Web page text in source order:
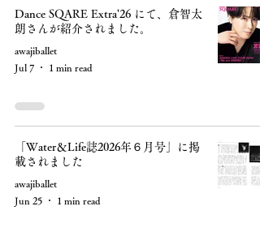
Dance SQARE Extra'26 にて、倉智太
朗さんが紹介されました。
awajiballet
Jul 7
1 min read
「Water＆Life誌2026年６月号」に掲
載されました
awajiballet
Jun 25
1 min read